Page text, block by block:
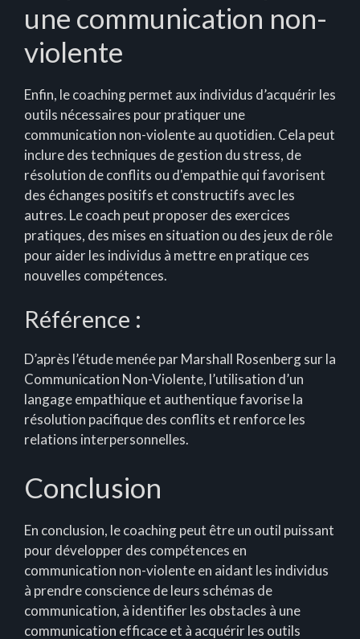
une communication non-
violente
Enfin, le coaching permet aux individus d’acquérir les
outils nécessaires pour pratiquer une
communication non-violente au quotidien. Cela peut
inclure des techniques de gestion du stress, de
résolution de conflits ou d'empathie qui favorisent
des échanges positifs et constructifs avec les
autres. Le coach peut proposer des exercices
pratiques, des mises en situation ou des jeux de rôle
pour aider les individus à mettre en pratique ces
nouvelles compétences.
Référence :
D’après l’étude menée par Marshall Rosenberg sur la
Communication Non-Violente, l’utilisation d’un
langage empathique et authentique favorise la
résolution pacifique des conflits et renforce les
relations interpersonnelles.
Conclusion
En conclusion, le coaching peut être un outil puissant
pour développer des compétences en
communication non-violente en aidant les individus
à prendre conscience de leurs schémas de
communication, à identifier les obstacles à une
communication efficace et à acquérir les outils